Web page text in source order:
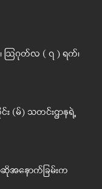
၊ ဩဂုတ်လ ( ၇ ) ရက်၊
(မ်) သတင်းဌာနရဲ့
အနောက်ခြမ်းက